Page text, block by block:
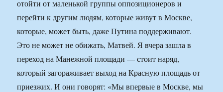
отойти от маленькой группы оппозиционеров и
перейти к другим людям, которые живут в Москве,
которые, может быть, даже Путина поддерживают.
Это не может не обижать, Матвей. Я вчера зашла в
переход на Манежной площади — стоит наряд,
который загораживает выход на Красную площадь от
приезжих. И они говорят: «Мы впервые в Москве, мы